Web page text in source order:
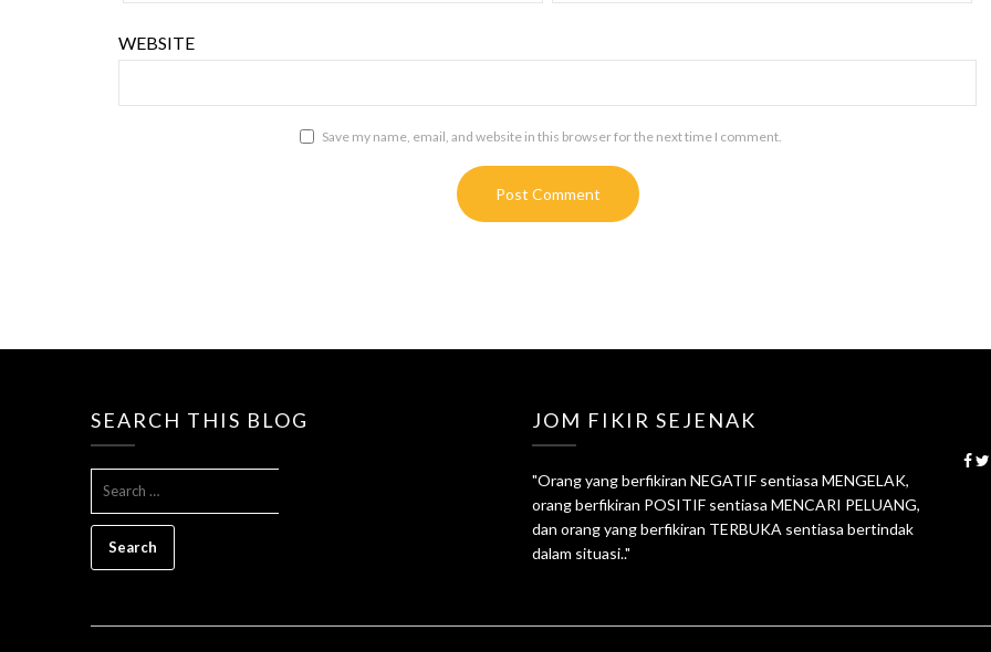
WEBSITE
Save my name, email, and website in this browser for the next time I comment.
SEARCH THIS BLOG JOM FIKIR SEJENAK
"Orang yang berfikiran NEGATIF sentiasa MENGELAK,
orang berfikiran POSITIF sentiasa MENCARI PELUANG,
dan orang yang berfikiran TERBUKA sentiasa bertindak
dalam situasi.."